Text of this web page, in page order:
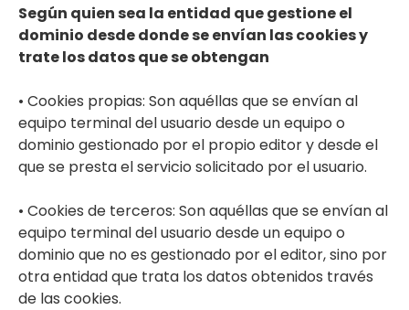
Según quien sea la entidad que gestione el
dominio desde donde se envían las cookies y
trate los datos que se obtengan
• Cookies propias: Son aquéllas que se envían al
equipo terminal del usuario desde un equipo o
dominio gestionado por el propio editor y desde el
que se presta el servicio solicitado por el usuario.
• Cookies de terceros: Son aquéllas que se envían al
equipo terminal del usuario desde un equipo o
dominio que no es gestionado por el editor, sino por
otra entidad que trata los datos obtenidos través
de las cookies.